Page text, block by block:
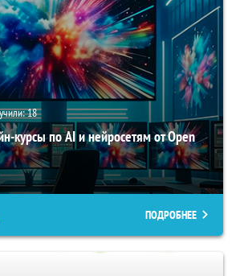
18
курсы по AI и нейросетям от Open
ПОДРОБНЕЕ